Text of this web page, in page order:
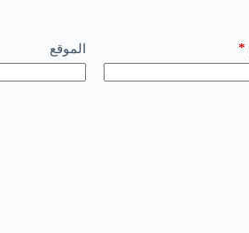
* الموقع